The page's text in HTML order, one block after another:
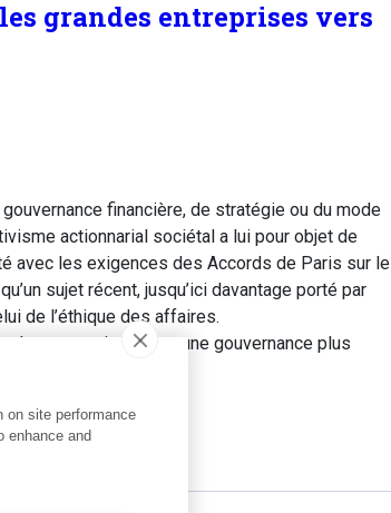
grandes entreprises vers
financière, de stratégie ou du mode
actionnarial sociétal a lui pour objet de
avec les exigences des Accords de Paris sur le
sujet récent, jusqu’ici davantage porté par
de l’éthique des affaires.
entreprises vers une gouvernance plus
on site performance
enhance and